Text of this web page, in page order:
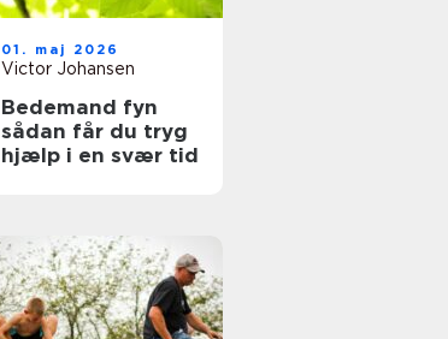
01. maj 2026
Victor Johansen
Bedemand fyn
sådan får du tryg
hjælp i en svær tid